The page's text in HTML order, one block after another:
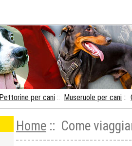
Pettorine per cani :: Museruole per cani ::
Home :: Come